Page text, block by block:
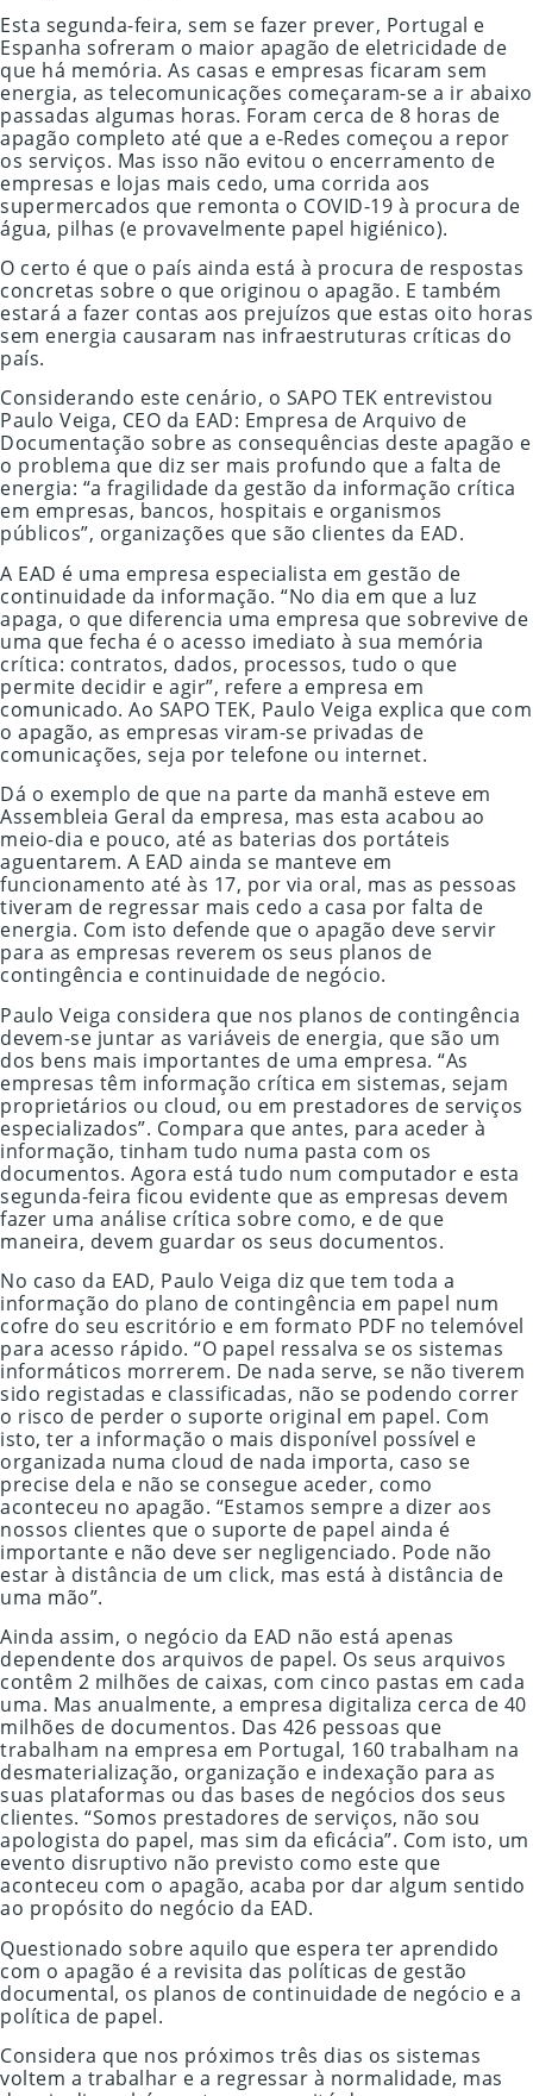
Esta segunda-feira, sem se fazer prever, Portugal e
Espanha sofreram o maior apagão de eletricidade de
que há memória. As casas e empresas ficaram sem
energia, as telecomunicações começaram-se a ir abaixo
passadas algumas horas. Foram cerca de 8 horas de
apagão completo até que a e-Redes começou a repor
os serviços. Mas isso não evitou o encerramento de
empresas e lojas mais cedo, uma corrida aos
supermercados que remonta o COVID-19 à procura de
água, pilhas (e provavelmente papel higiénico).
O certo é que o país ainda está à procura de respostas
concretas sobre o que originou o apagão. E também
estará a fazer contas aos prejuízos que estas oito horas
sem energia causaram nas infraestruturas críticas do
país.
Considerando este cenário, o SAPO TEK entrevistou
Paulo Veiga, CEO da EAD: Empresa de Arquivo de
Documentação sobre as consequências deste apagão e
o problema que diz ser mais profundo que a falta de
energia: “a fragilidade da gestão da informação crítica
em empresas, bancos, hospitais e organismos
públicos”, organizações que são clientes da EAD.
A EAD é uma empresa especialista em gestão de
continuidade da informação. “No dia em que a luz
apaga, o que diferencia uma empresa que sobrevive de
uma que fecha é o acesso imediato à sua memória
crítica: contratos, dados, processos, tudo o que
permite decidir e agir”, refere a empresa em
comunicado. Ao SAPO TEK, Paulo Veiga explica que com
o apagão, as empresas viram-se privadas de
comunicações, seja por telefone ou internet.
Dá o exemplo de que na parte da manhã esteve em
Assembleia Geral da empresa, mas esta acabou ao
meio-dia e pouco, até as baterias dos portáteis
aguentarem. A EAD ainda se manteve em
funcionamento até às 17, por via oral, mas as pessoas
tiveram de regressar mais cedo a casa por falta de
energia. Com isto defende que o apagão deve servir
para as empresas reverem os seus planos de
contingência e continuidade de negócio.
Paulo Veiga considera que nos planos de contingência
devem-se juntar as variáveis de energia, que são um
dos bens mais importantes de uma empresa. “As
empresas têm informação crítica em sistemas, sejam
proprietários ou cloud, ou em prestadores de serviços
especializados”. Compara que antes, para aceder à
informação, tinham tudo numa pasta com os
documentos. Agora está tudo num computador e esta
segunda-feira ficou evidente que as empresas devem
fazer uma análise crítica sobre como, e de que
maneira, devem guardar os seus documentos.
No caso da EAD, Paulo Veiga diz que tem toda a
informação do plano de contingência em papel num
cofre do seu escritório e em formato PDF no telemóvel
para acesso rápido. “O papel ressalva se os sistemas
informáticos morrerem. De nada serve, se não tiverem
sido registadas e classificadas, não se podendo correr
o risco de perder o suporte original em papel. Com
isto, ter a informação o mais disponível possível e
organizada numa cloud de nada importa, caso se
precise dela e não se consegue aceder, como
aconteceu no apagão. “Estamos sempre a dizer aos
nossos clientes que o suporte de papel ainda é
importante e não deve ser negligenciado. Pode não
estar à distância de um click, mas está à distância de
uma mão”.
Ainda assim, o negócio da EAD não está apenas
dependente dos arquivos de papel. Os seus arquivos
contêm 2 milhões de caixas, com cinco pastas em cada
uma. Mas anualmente, a empresa digitaliza cerca de 40
milhões de documentos. Das 426 pessoas que
trabalham na empresa em Portugal, 160 trabalham na
desmaterialização, organização e indexação para as
suas plataformas ou das bases de negócios dos seus
clientes. “Somos prestadores de serviços, não sou
apologista do papel, mas sim da eficácia”. Com isto, um
evento disruptivo não previsto como este que
aconteceu com o apagão, acaba por dar algum sentido
ao propósito do negócio da EAD.
Questionado sobre aquilo que espera ter aprendido
com o apagão é a revisita das políticas de gestão
documental, os planos de continuidade de negócio e a
política de papel.
Considera que nos próximos três dias os sistemas
voltem a trabalhar e a regressar à normalidade, mas